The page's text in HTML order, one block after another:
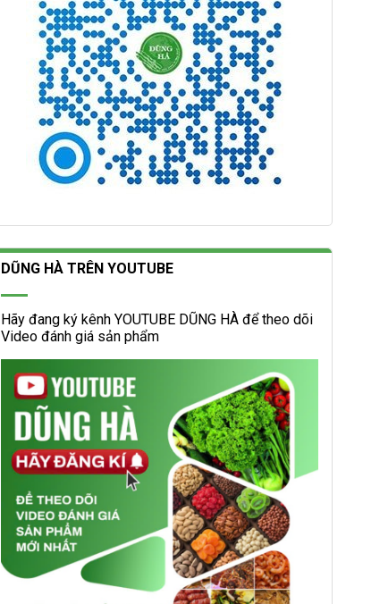
DŨNG HÀ TRÊN YOUTUBE
Hãy đang ký kênh YOUTUBE DŨNG HÀ để theo dõi
Video đánh giá sản phẩm